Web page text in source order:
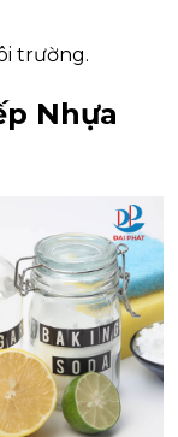
trường.
Nhựa